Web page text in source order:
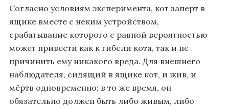
Согласно условиям эксперимента, кот заперт в
ящике вместе с неким устройством,
срабатывание которого с равной вероятностью
может привести как к гибели кота, так и не
причинить ему никакого вреда. Для внешнего
наблюдателя, сидящий в ящике кот, и жив, и
мёртв одновременно; в то же время, он
обязательно должен быть либо живым, либо